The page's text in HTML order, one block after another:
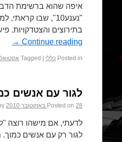
איפה שהוא ברשימת
"נענע10", שבו
בתירוצים והצטדקויות.
Continue reading
→
Posted in כללי Tagged
לגור עם אנשים
Posted on 28 באוקטובר 2010
לדעתי, אם מישהו רוצה
לגור רק עם אנשים כמוך.